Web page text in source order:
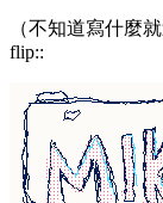
（不知道寫什麼
flip::